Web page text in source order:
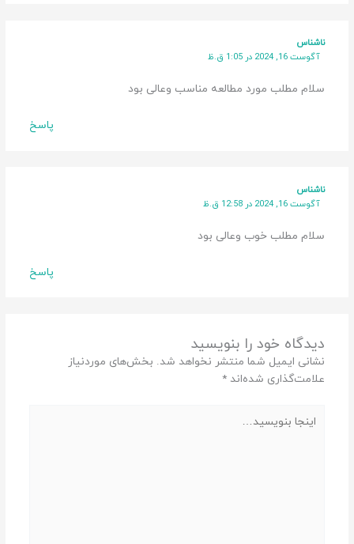
ناشناس
آگوست 16, 2024 در 1:05 ق.ظ
سلام مطلب مورد مطالعه مناسب وعالی بود
پاسخ
ناشناس
آگوست 16, 2024 در 12:58 ق.ظ
سلام مطلب خوب وعالی بود
پاسخ
دیدگاه‌ خود را بنویسید
نشانی ایمیل شما منتشر نخواهد شد. بخش‌های موردنیاز
علامت‌گذاری شده‌اند *
بنویسید…